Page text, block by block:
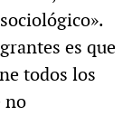
es que
todos los
no